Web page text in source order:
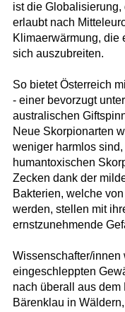
ist die
erlaubt nach
Klimaerwärmung, die
sich auszubreiten.
So bietet Österreich
- einer bevorzugt
australischen
Neue Skorpionarten
weniger harmlos
humantoxischen
Zecken dank der
Bakterien, welche
werden, stellen mit
ernstzunehmende
Wissenschafter/innen
eingeschleppten
nach überall aus
Bärenklau in